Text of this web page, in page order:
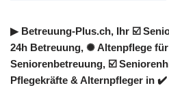
▶︎ Betreuung-Plus.ch, Ihr ☑️
24h Betreuung, ✺ Altenpflege
Seniorenbetreuung, ☑️
Pflegekräfte & Alternpfleger in